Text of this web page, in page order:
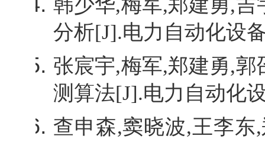
韩少华,梅军,郑建勇,吉
分析[J].电力自动化设
张宸宇,梅军,郑建勇,郭
测算法[J].电力自动化
查申森,窦晓波,王李东,